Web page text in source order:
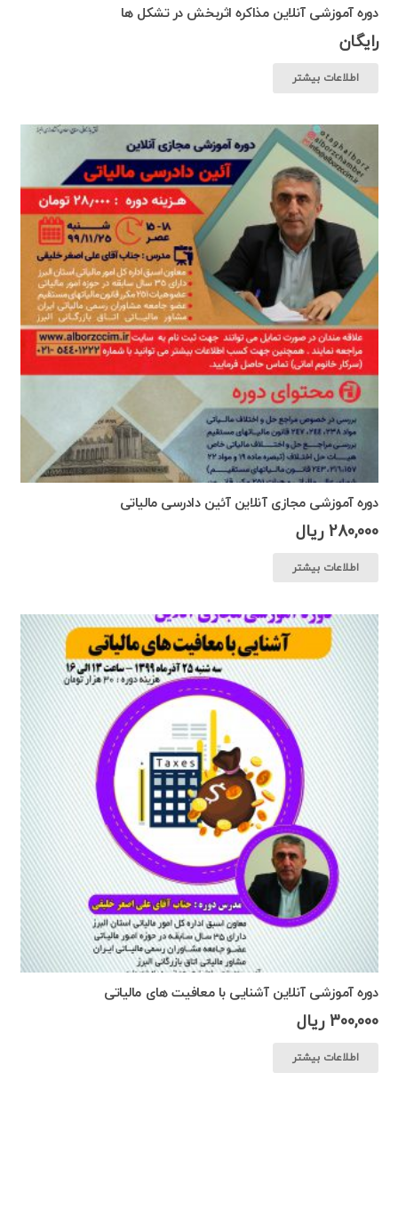
دوره آموزشی آنلاین مذاکره اثربخش در تشکل ها
رایگان
اطلاعات بیشتر
دوره آموزشی مجازی آنلاین آئین دادرسی مالیاتی
280,000 ریال
اطلاعات بیشتر
دوره آموزشی آنلاین آشنایی با معافیت های مالیاتی
300,000 ریال
اطلاعات بیشتر